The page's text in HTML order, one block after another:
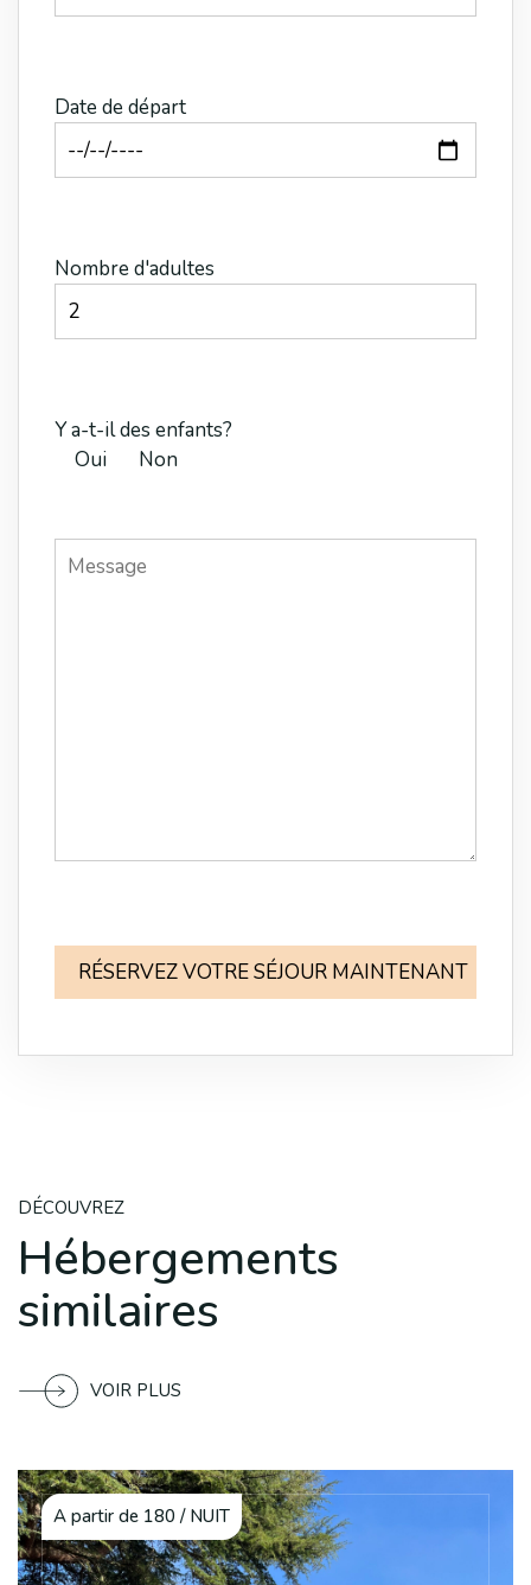
Date de départ
Nombre d'adultes
Y a-t-il des enfants?
Oui
Non
DÉCOUVREZ
Hébergements
similaires
VOIR PLUS
A partir de 180 / NUIT